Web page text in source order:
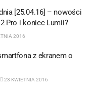
[25.04.16] – nowości
Pro i koniec Lumii?
2016
z ekranem o
23 KWIETNIA 2016